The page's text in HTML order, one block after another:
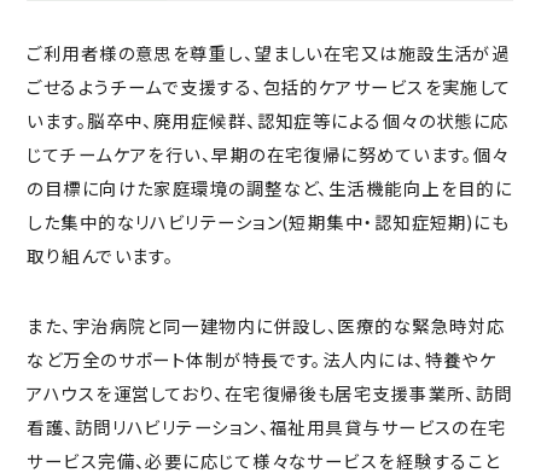
ご利用者様の意思を尊重し、望ましい在宅又は施設生活が過
ごせるようチームで支援する、包括的ケアサービスを実施して
います。脳卒中、廃用症候群、認知症等による個々の状態に応
じてチームケアを行い、早期の在宅復帰に努めています。個々
の目標に向けた家庭環境の調整など、生活機能向上を目的に
した集中的なリハビリテーション(短期集中・認知症短期)にも
取り組んでいます。
また、宇治病院と同一建物内に併設し、医療的な緊急時対応
など万全のサポート体制が特長です。 法人内には、特養やケ
アハウスを運営しており、在宅復帰後も居宅支援事業所、訪問
看護、訪問リハビリテーション、福祉用具貸与サービスの在宅
サービス完備、必要に応じて様々なサービスを経験すること